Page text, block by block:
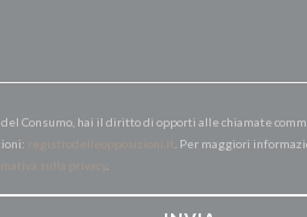
del Consumo, hai il diritto di opporti alle chiamate
registrodelleopposizioni.it . Per maggiori
sulla privacy